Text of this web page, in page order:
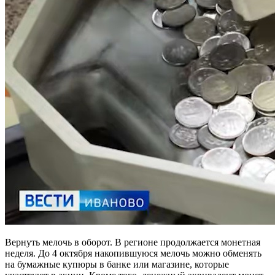
Вернуть мелочь в оборот. В регионе продолжается монетная
неделя. До 4 октября накопившуюся мелочь можно обменять
на бумажные купюры в банке или магазине, которые